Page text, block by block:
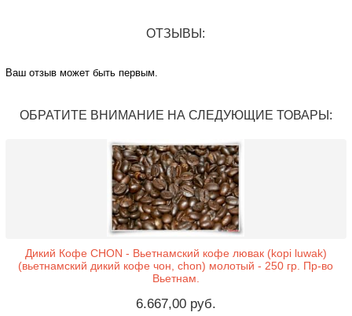
ОТЗЫВЫ:
Ваш отзыв может быть первым.
ОБРАТИТЕ ВНИМАНИЕ НА СЛЕДУЮЩИЕ ТОВАРЫ:
Дикий Кофе CHON - Вьетнамский кофе лювак (kopi luwak)
(вьетнамский дикий кофе чон, chon) молотый - 250 гр. Пр-во
Вьетнам.
6.667,00 руб.